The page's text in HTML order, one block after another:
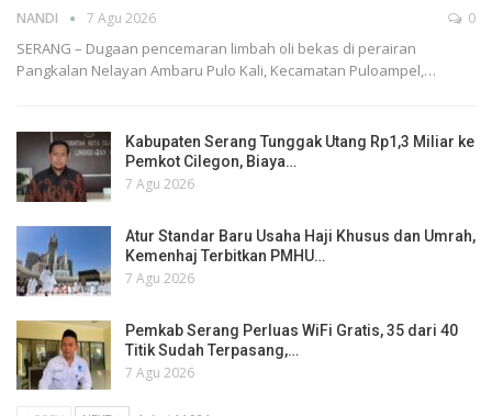
NANDI 7 Agu 2026 0
SERANG – Dugaan pencemaran limbah oli bekas di perairan
Pangkalan Nelayan Ambaru Pulo Kali, Kecamatan Puloampel,…
Kabupaten Serang Tunggak Utang Rp1,3 Miliar ke
Pemkot Cilegon, Biaya…
7 Agu 2026
Atur Standar Baru Usaha Haji Khusus dan Umrah,
Kemenhaj Terbitkan PMHU…
7 Agu 2026
Pemkab Serang Perluas WiFi Gratis, 35 dari 40
Titik Sudah Terpasang,…
7 Agu 2026